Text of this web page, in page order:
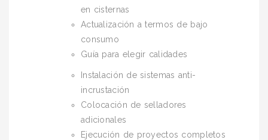
en cisternas
Actualización a termos de bajo
consumo
Guía para elegir calidades
Instalación de sistemas anti-
incrustación
Colocación de selladores
adicionales
Ejecución de proyectos completos